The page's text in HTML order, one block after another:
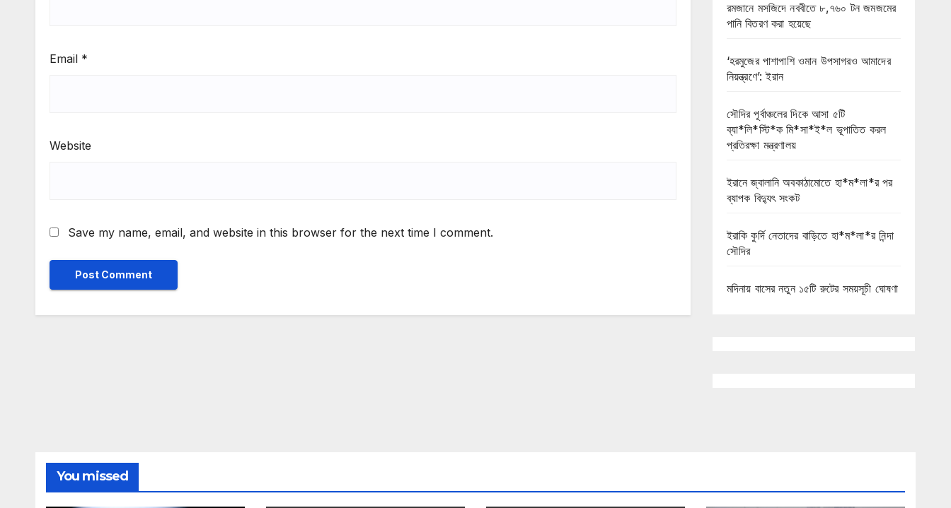
Email *
Website
Save my name, email, and website in this browser for the next time I comment.
রমজানে মসজিদে নববীতে ৮,৭৬০ টন জমজমের
পানি বিতরণ করা হয়েছে
‘হরমুজের পাশাপাশি ওমান উপসাগরও আমাদের
নিয়ন্ত্রণে’: ইরান
সৌদির পূর্বাঞ্চলের দিকে আসা ৫টি
ব্যা*লি*স্টি*ক মি*সা*ই*ল ভূপাতিত করল
প্রতিরক্ষা মন্ত্রণালয়
ইরানে জ্বালানি অবকাঠামোতে হা*ম*লা*র পর
ব্যাপক বিদ্যুৎ সংকট
ইরাকি কুর্দি নেতাদের বাড়িতে হা*ম*লা*র নিন্দা
সৌদির
মদিনায় বাসের নতুন ১৫টি রুটের সময়সূচী ঘোষণা
You missed